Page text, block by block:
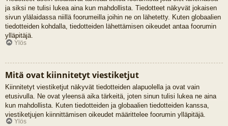
ja siksi ne tulisi lukea aina kun mahdollista. Tiedotteet näkyvät jokaisen
sivun ylälaidassa niillä foorumeilla joihin ne on lähetetty. Kuten globaalien
tiedotteiden kohdalla, tiedotteiden lähettämisen oikeudet antaa foorumin
ylläpitäjä.
Ylös
Mitä ovat kiinnitetyt viestiketjut
Kiinnitetyt viestiketjut näkyvät tiedotteiden alapuolella ja ovat vain
etusivulla. Ne ovat yleensä aika tärkeitä, joten sinun tulisi lukea ne aina
kun mahdollista. Kuten tiedotteiden ja globaalien tiedotteiden kanssa,
viestiketjujen kiinnittämisen oikeudet määrittelee foorumin ylläpitäjä.
Ylös